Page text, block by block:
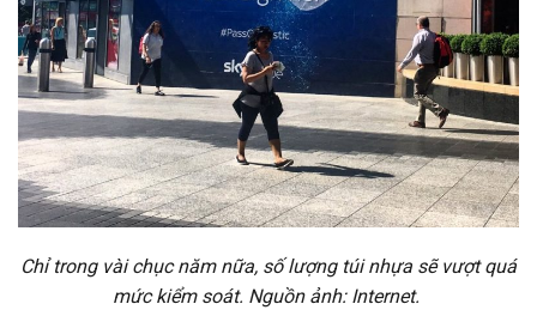
Chỉ trong vài chục năm nữa, số lượng túi nhựa sẽ vượt quá
mức kiểm soát. Nguồn ảnh: Internet.